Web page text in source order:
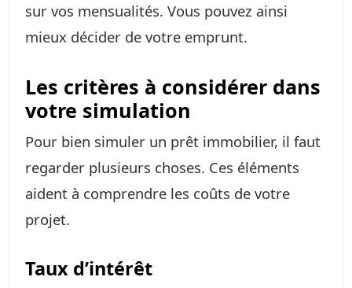
sur vos mensualités. Vous pouvez ainsi
mieux décider de votre emprunt.
Les critères à considérer dans
votre simulation
Pour bien simuler un prêt immobilier, il faut
regarder plusieurs choses. Ces éléments
aident à comprendre les coûts de votre
projet.
Taux d’intérêt